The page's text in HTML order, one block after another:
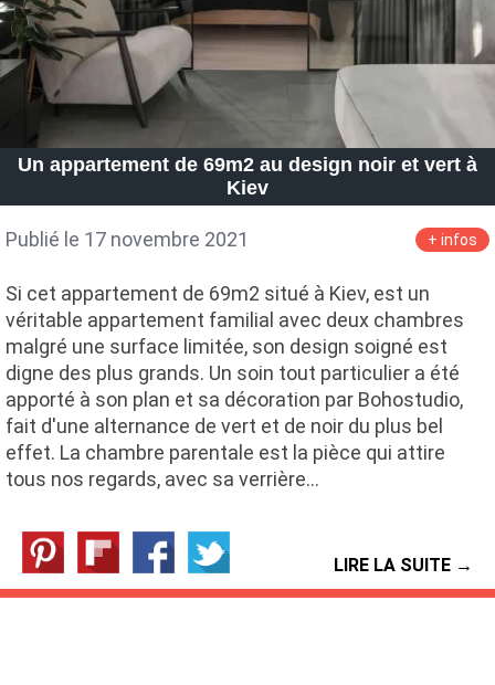
Un appartement de 69m2 au design noir et vert à
Kiev
Publié le 17 novembre 2021 + infos
Si cet appartement de 69m2 situé à Kiev, est un
véritable appartement familial avec deux chambres
malgré une surface limitée, son design soigné est
digne des plus grands. Un soin tout particulier a été
apporté à son plan et sa décoration par Bohostudio,
fait d'une alternance de vert et de noir du plus bel
effet. La chambre parentale est la pièce qui attire
tous nos regards, avec sa verrière…
LIRE LA SUITE →